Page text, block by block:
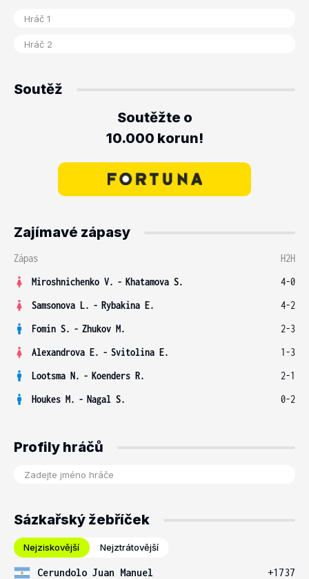
Soutěž
Soutěžte o
10.000 korun!
Zajímavé zápasy
Zápas
H2H
Miroshnichenko V. - Khatamova S.
4-0
Samsonova L. - Rybakina E.
4-2
Fomin S. - Zhukov M.
2-3
Alexandrova E. - Svitolina E.
1-3
Lootsma N. - Koenders R.
2-1
Houkes M. - Nagal S. 0-2
Profily hráčů
Sázkařský žebříček
Nejziskovější Nejztrátovější
Cerundolo Juan Manuel
+1737